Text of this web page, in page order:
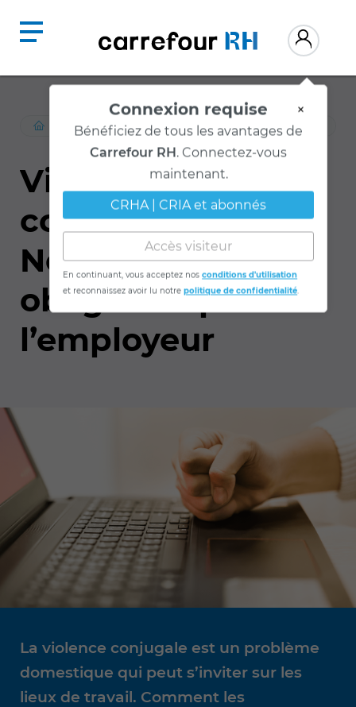
Connexion requise ×
Bénéficiez de tous les avantages de
Carrefour RH . Connectez-vous
maintenant.
CRHA | CRIA et abonnés
Accès visiteur
RESSOURCES /RELATIONS-TRAVAIL
Violence
conjugale :
Nouvelle
obligation pour
l’employeur
La violence conjugale est un problème
domestique qui peut s’inviter sur les
lieux de travail. Comment les